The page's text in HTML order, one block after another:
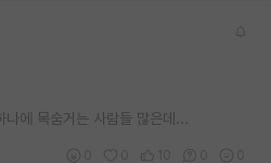
에 목숨거는 사람들 많은데...